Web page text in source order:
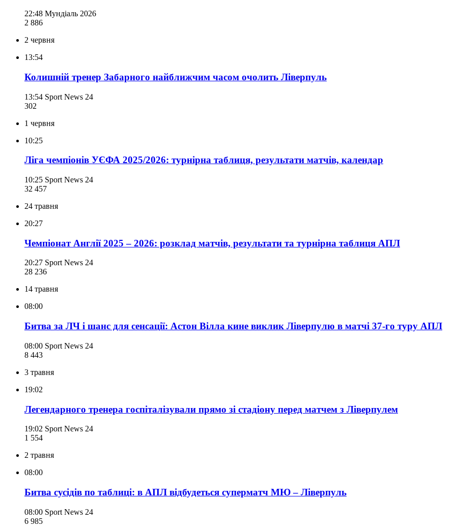
22:48 Мундіаль 2026
2 886
2 червня
13:54
Колишній тренер Забарного найближчим часом очолить Ліверпуль
13:54 Sport News 24
302
1 червня
10:25
Ліга чемпіонів УЄФА 2025/2026: турнірна таблиця, результати матчів, календар
10:25 Sport News 24
32 457
24 травня
20:27
Чемпіонат Англії 2025 – 2026: розклад матчів, результати та турнірна таблиця АПЛ
20:27 Sport News 24
28 236
14 травня
08:00
Битва за ЛЧ і шанс для сенсації: Астон Вілла кине виклик Ліверпулю в матчі 37-го туру АПЛ
08:00 Sport News 24
8 443
3 травня
19:02
Легендарного тренера госпіталізували прямо зі стадіону перед матчем з Ліверпулем
19:02 Sport News 24
1 554
2 травня
08:00
Битва сусідів по таблиці: в АПЛ відбудеться суперматч МЮ – Ліверпуль
08:00 Sport News 24
6 985